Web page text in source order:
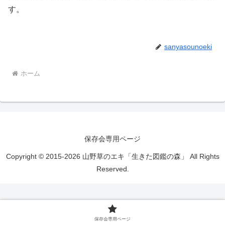
す。
sanyasounoeki
ホーム
保存会専用ページ
Copyright © 2015-2026 山野草のエキ「生きた図鑑の森」 All Rights
Reserved.
保存会専用ページ